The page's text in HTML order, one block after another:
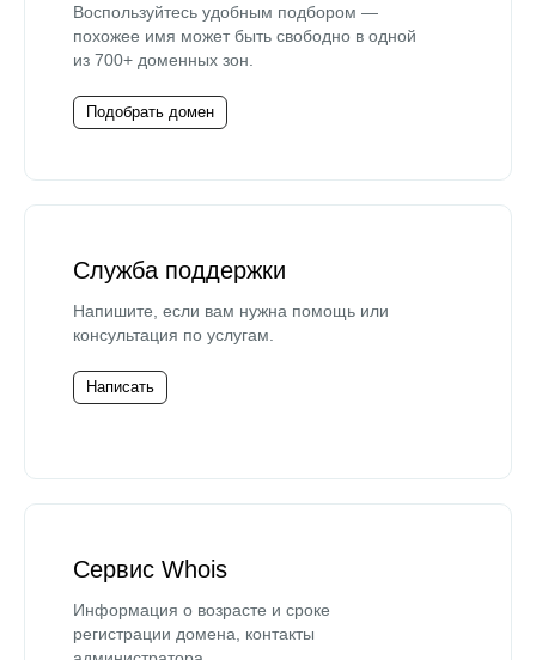
Воспользуйтесь удобным подбором —
похожее имя может быть свободно в одной
из 700+ доменных зон.
Подобрать домен
Служба поддержки
Напишите, если вам нужна помощь или
консультация по услугам.
Написать
Сервис Whois
Информация о возрасте и сроке
регистрации домена, контакты